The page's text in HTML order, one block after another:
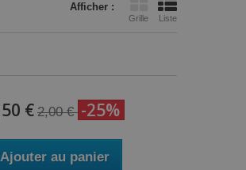
Afficher :
Grille Liste
€ 2,00 € -25%
Ajouter au panier